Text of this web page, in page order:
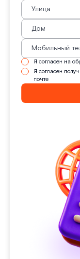
Я согласен на
Я согласен
почте